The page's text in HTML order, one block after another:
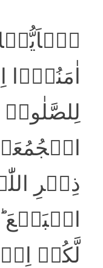
یٰۤاَیُّہَا
اٰمَنُوۡۤا
ذِکۡرِ
لَّکُمۡ